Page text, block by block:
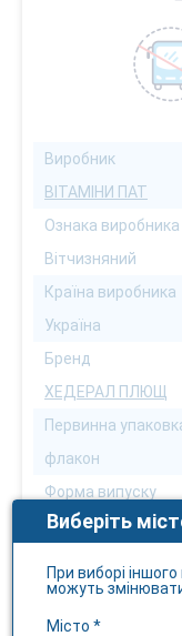
Виробник
ВІТАМІНИ ПАТ
Ознака виробника
Вітчизняний
Країна виробника
Україна
Бренд
ХЕДЕРАЛ ПЛЮЩ
Первинна
флакон
Форма випуску
сироп
115
Діюча речовина
Виберіть
При виборі
можуть
Місто *